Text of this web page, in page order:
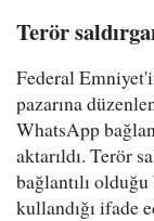
Terör
Federal
pazarına
WhatsApp
aktarıldı. Terör
bağlantılı
kullandığı ifade